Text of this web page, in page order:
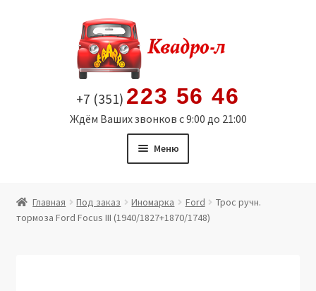
содержимому
+7 (351) 223 56 46
Ждём Ваших звонков с 9:00 до 21:00
Меню
Витрина
Главная Под заказ Иномарка Ford
Трос ручн.
тормоза Ford Focus III (1940/1827+1870/1748)